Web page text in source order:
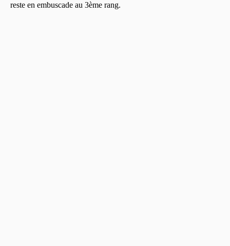
reste en embuscade au 3ème rang.